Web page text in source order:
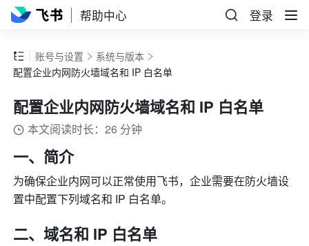
帮助中心 登录
账号与设置
系统与版本
配置企业内网防火墙域名和 IP 白名单
配置企业内网防火墙域名和 IP 白名单
本文阅读时长：26 分钟
一、简介
为确保企业内网可以正常使用飞书，企业需要在防火墙设
置中配置下列域名和 IP 白名单。
二、域名和 IP 白名单